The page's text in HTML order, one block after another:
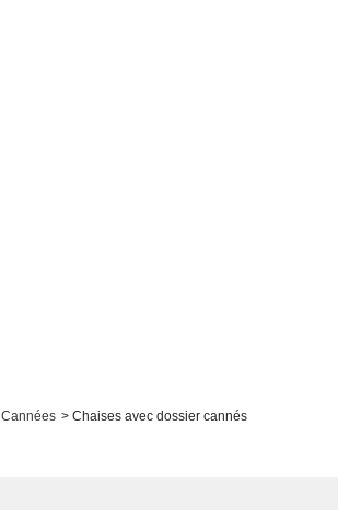
> Chaises avec dossier cannés